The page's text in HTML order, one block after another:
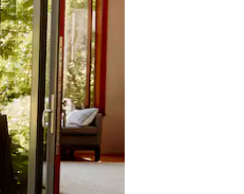
au kutelezesha kidole kwenye ishara.